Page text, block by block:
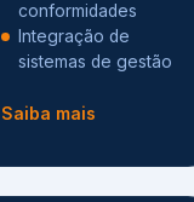
conformidades
Integração de
sistemas de gestão
Saiba mais